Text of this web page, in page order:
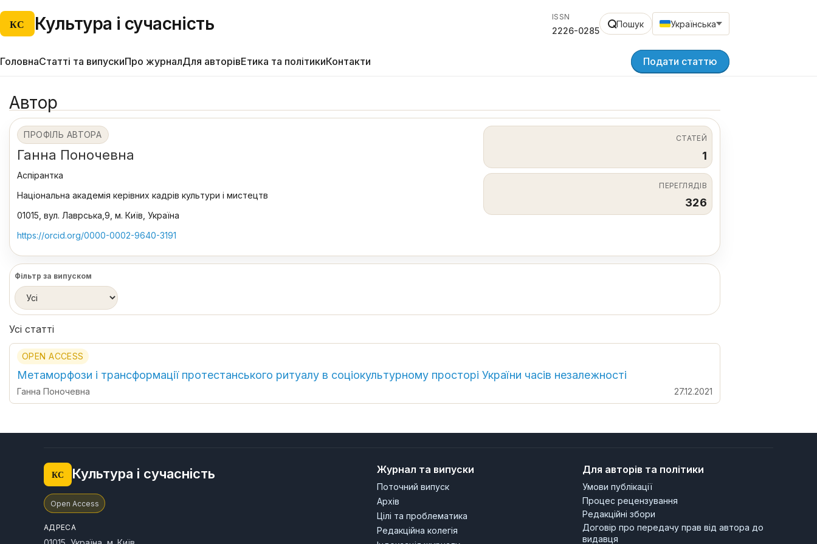
КС Культура і сучасність ISSN
2226-0285
Пошук Українська
ГоловнаСтатті та випускиПро журналДля авторівЕтика та політикиКонтакти Подати статтю
Автор
ПРОФІЛЬ АВТОРА
Ганна Поночевна
Аспірантка
Національна академія керівних кадрів культури і мистецтв
01015, вул. Лаврська,9, м. Київ, Україна
https://orcid.org/0000-0002-9640-3191
СТАТЕЙ
1
ПЕРЕГЛЯДІВ
326
Фільтр за випуском
Усі статті
OPEN ACCESS
Метаморфози і трансформації протестанського ритуалу в соціокультурному просторі України часів незалежності
Ганна Поночевна 27.12.2021
КС Культура і сучасність
Open Access
АДРЕСА
Журнал та випуски
Поточний випуск
Архів
Цілі та проблематика
Редакційна колегія
Для авторів та політики
Умови публікації
Процес рецензування
Редакційні збори
Договір про передачу прав від автора до
видавця